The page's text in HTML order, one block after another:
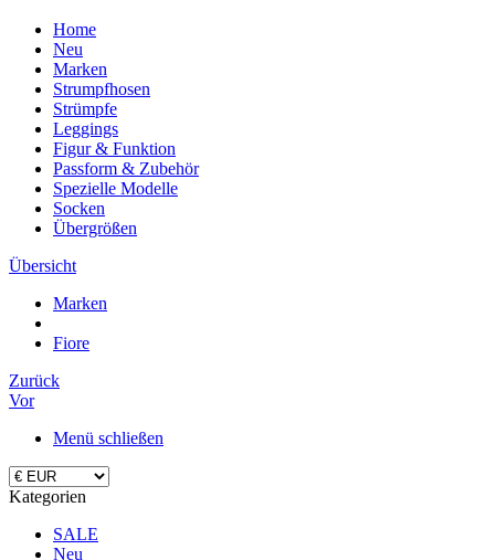
Home
Neu
Marken
Strumpfhosen
Strümpfe
Leggings
Figur & Funktion
Passform & Zubehör
Spezielle Modelle
Socken
Übergrößen
Übersicht
Marken
Fiore
Zurück
Vor
Menü schließen
Kategorien
SALE
Neu